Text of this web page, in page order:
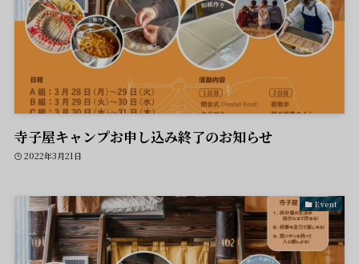
寺子屋キャンプお申し込み終了のお知らせ
2022年3月21日
Event